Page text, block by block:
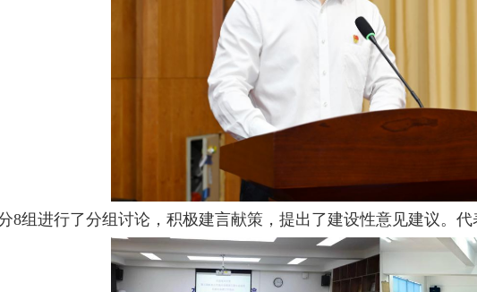
8组进行了分组讨论，积极建言献策，提出了建设性意见建议。